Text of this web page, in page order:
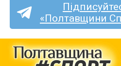
«Полтавщини